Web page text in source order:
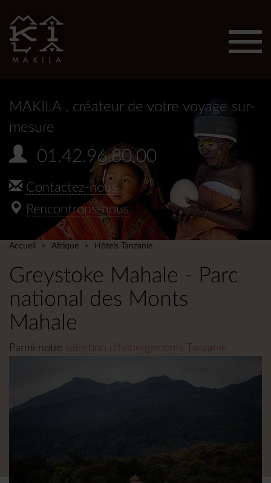
MAKILA , créateur de votre voyage sur-
mesure
01.42.96.80.00
Contactez-nous
Rencontrons-nous
Accueil Afrique Hôtels Tanzanie
Greystoke Mahale - Parc
national des Monts
Mahale
Parmi notre sélection d'hébergements Tanzanie